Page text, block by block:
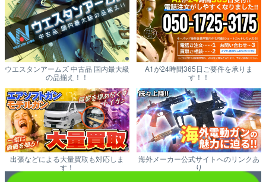
ウエスタンアームズ 中古品 国内最大級
の品揃え！！
A1が24時間365日ご要件を承りま
す！！
出張などによる大量買取も対応しま
す！
海外メーカー公式サイトへのリンクあ
り